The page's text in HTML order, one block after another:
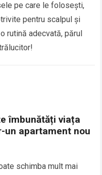
pe care le folosești,
pentru scalpul și
rutină adecvată, părul
îmbunătăți viața
un apartament nou
schimba mult mai